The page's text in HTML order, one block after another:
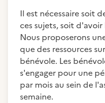
Il est nécessaire soit
ces sujets, soit
Nous proposerons
que des ressources
bénévole. Les
s'engager pour une
par mois au sein de
semaine.